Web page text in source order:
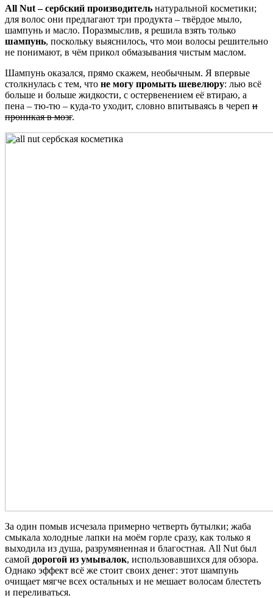
All Nut – сербский производитель натуральной косметики;
для волос они предлагают три продукта – твёрдое мыло,
шампунь и масло. Поразмыслив, я решила взять только
шампунь, поскольку выяснилось, что мои волосы решительно
не понимают, в чём прикол обмазывания чистым маслом.
Шампунь оказался, прямо скажем, необычным. Я впервые
столкнулась с тем, что не могу промыть шевелюру: лью всё
больше и больше жидкости, с остервенением её втираю, а
пена – тю-тю – куда-то уходит, словно впитываясь в череп и
проникая в мозг.
За один помыв исчезала примерно четверть бутылки; жаба
смыкала холодные лапки на моём горле сразу, как только я
выходила из душа, разрумяненная и благостная. All Nut был
самой дорогой из умывалок, использовавшихся для обзора.
Однако эффект всё же стоит своих денег: этот шампунь
очищает мягче всех остальных и не мешает волосам блестеть
и переливаться.